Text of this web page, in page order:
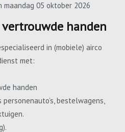
05 oktober 2026
handen
in (mobiele) airco
met:
handen
bestelwagens,